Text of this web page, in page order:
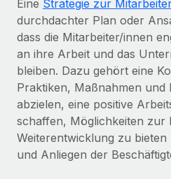
Verknüpfung beliebiger KI-
MCP
Prozessoptimierung mit
Tools
DIENSTLEISTUNGEN
PARTNER WERDEN
Strategische
Flexible Einbettung von
Partner werden
Entdecke die Möglichkeiten
Remote Build Demnächst
Checklisten und Vorlagen
Bibliothek für
Events
Newsroom
Informationen zu Gehältern
한국어
中文（简体）
Eine Strategie zur
durchdachter Plan oder
dass die Mitarbeiter/innen
an ihre Arbeit und das
bleiben. Dazu gehört eine
Praktiken, Maßnahmen und
abzielen, eine positive
schaffen, Möglichkeiten zur
Weiterentwicklung zu
und Anliegen der